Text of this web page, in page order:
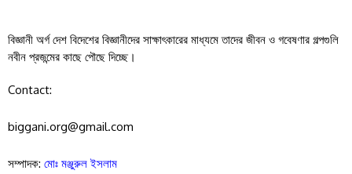
বিজ্ঞানী অর্গ দেশ বিদেশের বিজ্ঞানীদের সাক্ষাৎকারের মাধ্যমে তাদের জীবন ও গবেষণার গল্পগুলি
নবীন প্রজন্মের কাছে পৌছে দিচ্ছে।
Contact:
biggani.org@gmail.com
সম্পাদক: মোঃ মঞ্জুরুল ইসলাম